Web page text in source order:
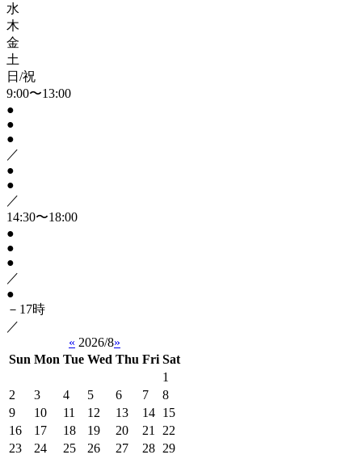
水
木
金
土
日/祝
9:00〜13:00
●
●
●
／
●
●
／
14:30〜18:00
●
●
●
／
●
－17時
／
« 2026/8»
Sun Mon Tue Wed Thu Fri Sat
1
2
3 4 5 6 7
8
9
10 11 12 13 14 15
16
17 18 19 20 21
22
23
24 25 26 27 28 29